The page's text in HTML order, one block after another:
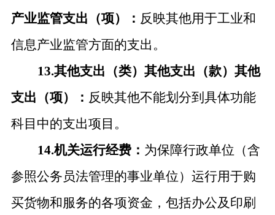
产业监管支出（项）： 反映其他用于工业和
信息产业监管方面的支出。
13.其他支出（类）其他支出（款）其他
支出（项）： 反映其他不能划分到具体功能
科目中的支出项目。
14.机关运行经费： 为保障行政单位（含
参照公务员法管理的事业单位）运行用于购
买货物和服务的各项资金，包括办公及印刷